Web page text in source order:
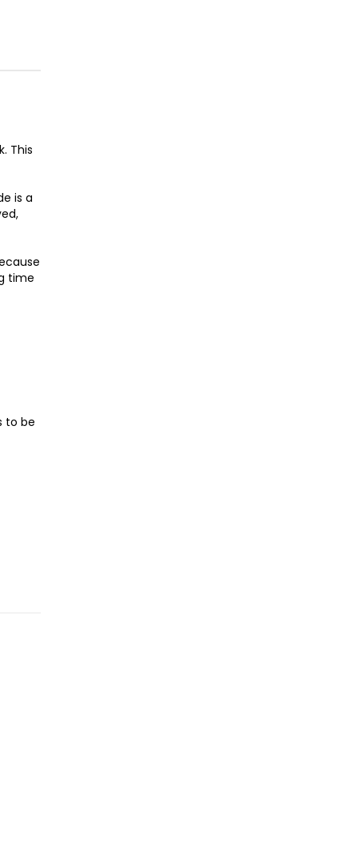
This
is a
time
to be